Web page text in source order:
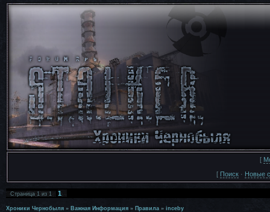
[
[ Поиск · Новые
Страница1из1 1
Хроники Чернобыля » Важная Информация » Правила » inceby